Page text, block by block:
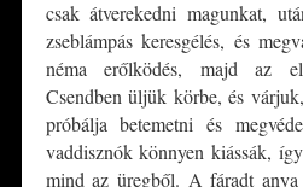
csak átverekedni magunkat,
zseblámpás keresgélés, és
néma erőlködés, majd az
Csendben üljük körbe, és
próbálja betemetni és
vaddisznók könnyen kiássák,
mind az üregből. A fáradt